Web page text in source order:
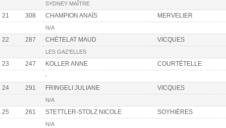
SYDNEY MAÎTRE
21 308 CHAMPION ANAÏS MERVELIER
N/A
22 287 CHÉTELAT MAUD VICQUES
LES GAZ'ELLES
23 247 KOLLER ANNE COURTÉTELLE
-
24 291 FRINGELI JULIANE VICQUES
N/A
25 261 STETTLER-STOLZ NICOLE SOYHIÈRES
N/A